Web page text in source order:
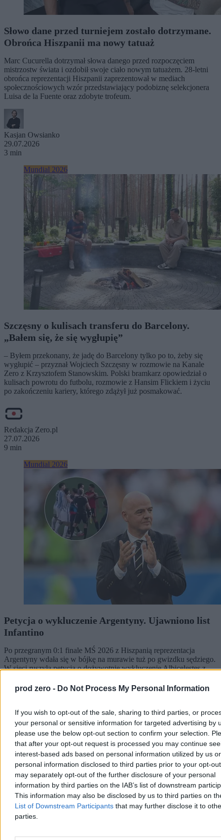
prod zero - Do Not Process My Personal Information
If you wish to opt-out of the sale, sharing to third parties, or
your personal or sensitive information for targeted advertising by
please use the below opt-out section to confirm your selection.
that after your opt-out request is processed you may continue
interest-based ads based on personal information utilized by us or
personal information disclosed to third parties prior to your opt-
may separately opt-out of the further disclosure of your personal
information by third parties on the IAB’s list of downstream
This information may also be disclosed by us to third parties on
List of Downstream Participants that may further disclose it to
parties.
Słowo dane przed turniejem zostało dotrzymane.
Obrońca Hiszpanii ma nowy tatuaż
Marc Cucurella dotrzymał słowa danego przed rozpoczęciem
mistrzostw świata i ozdobił swoje ciało nowym tatuażem. 28-letni
obrońca reprezentacji Hiszpanii zaprezentował w mediach
społecznościowych wzór przedstawiający podobiznę selekcjonera
Luisa de la Fuente oraz zdobyte trofeum.
Kasjan Owsianko
29.07.2026
3 min
Mundial 2026
Szczęsny o kulisach transferu do Barcelony.
„Bałem się, że się wygłupię”
– Byłem przekonany, że jadę do Barcelony tylko po to, żeby się
wygłupić – przyznał Wojciech Szczęsny w rozmowie na Kanale
Zero z Krzysztofem Stanowskim. Polski bramkarz opowiedział o
kulisach powrotu do futbolu, rozmowie z Hansim Flickiem i życiu
po zakończeniu kariery, którego zdążył już posmakować.
Redakcja Zero.pl
27.07.2026
9 min
Mundial 2026
Petycja o wykluczenie Argentyny. Ujawniono list
Infantino
Po przegranym 0:1 finale MŚ 2026 z Hiszpanią reprezentacja
Argentyny wdała się w bójkę na murawie tuż po gwizdku sędziego.
W sieci ruszyła petycja o dożywotnie wykluczenie Albicelestes z
Ujawniono też kontrowersyjny list Gianniego Infantino.
Tomasz Pałasz
26.07.2026
3 min
Reklama